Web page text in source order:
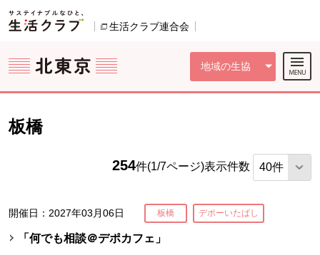
ページの先頭です。
生活クラブ連合会
地域の生協
ここからサイト内共通メニューです。
サイト内共通メニューをスキップする
サイト内共通メニューここまで。
板橋
254件(1/7ページ)表示件数
開催日：2027年03月06日 板橋 デポーいたばし
「何でも相談＠デポカフェ」